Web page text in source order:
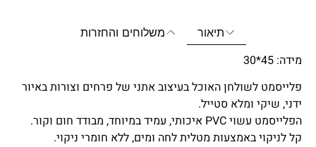
תיאור משלוחים והחזרות
מידה: 45*30
פלייסמט לשולחן האוכל בעיצוב אתני של פרחים וצורות באיור
ידני, שיקי ומלא סטייל.
הפלייסמט עשוי PVC איכותי, עמיד במיוחד, מבודד חום וקור.
קל לניקוי באמצעות מטלית לחה ומים, ללא חומרי ניקוי.